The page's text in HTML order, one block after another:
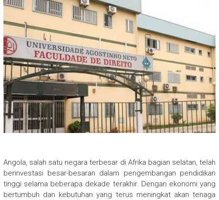
Angola, salah satu negara terbesar di Afrika bagian selatan, telah
berinvestasi besar-besaran dalam pengembangan pendidikan
tinggi selama beberapa dekade terakhir. Dengan ekonomi yang
bertumbuh dan kebutuhan yang terus meningkat akan tenaga